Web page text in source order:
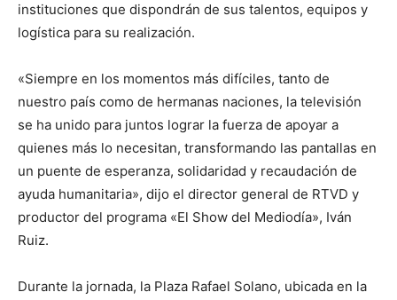
instituciones que dispondrán de sus talentos, equipos y
logística para su realización.
«Siempre en los momentos más difíciles, tanto de
nuestro país como de hermanas naciones, la televisión
se ha unido para juntos lograr la fuerza de apoyar a
quienes más lo necesitan, transformando las pantallas en
un puente de esperanza, solidaridad y recaudación de
ayuda humanitaria», dijo el director general de RTVD y
productor del programa «El Show del Mediodía», Iván
Ruiz.
Durante la jornada, la Plaza Rafael Solano, ubicada en la